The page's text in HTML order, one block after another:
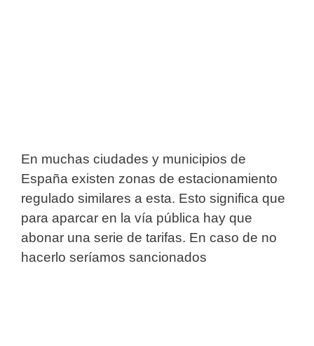
En muchas ciudades y municipios de
España existen zonas de estacionamiento
regulado similares a esta. Esto significa que
para aparcar en la vía pública hay que
abonar una serie de tarifas. En caso de no
hacerlo seríamos sancionados